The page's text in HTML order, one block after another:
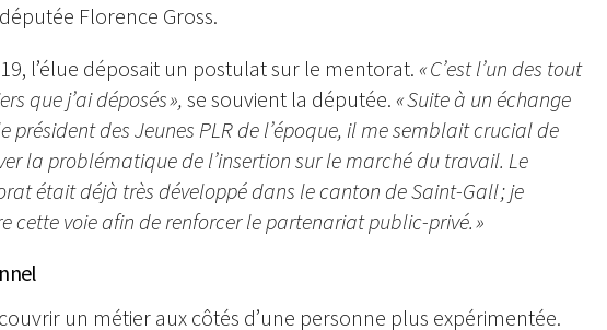
Florence Gross.
l’élue déposait un postulat sur le mentorat. « C’est l’un des tout
que j’ai déposés », se souvient la députée. « Suite à un échange
président des Jeunes PLR de l’époque, il me semblait crucial de
la problématique de l’insertion sur le marché du travail. Le
était déjà très développé dans le canton de Saint-Gall ; je
cette voie afin de renforcer le partenariat public-privé. »
un métier aux côtés d’une personne plus expérimentée.